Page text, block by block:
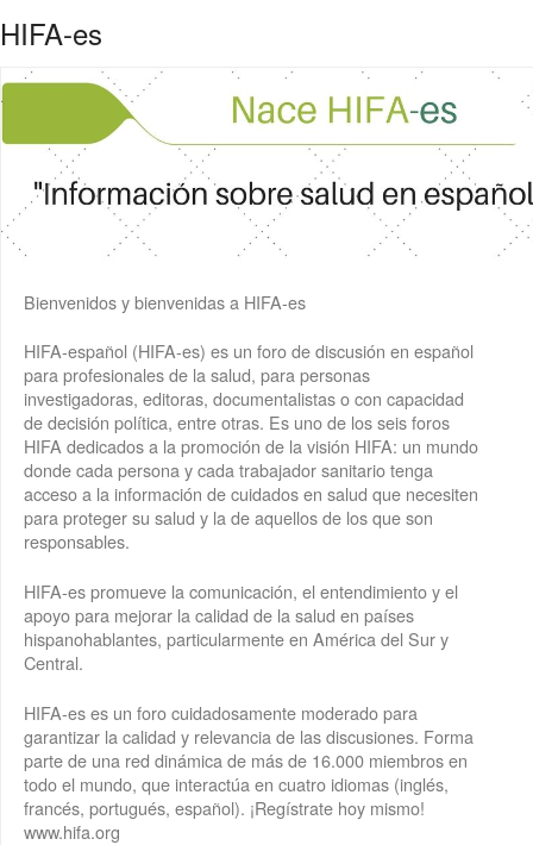
HIFA-es
Bienvenidos y bienvenidas a HIFA-es
HIFA-español (HIFA-es) es un foro de discusión en español
para profesionales de la salud, para personas
investigadoras, editoras, documentalistas o con capacidad
de decisión política, entre otras. Es uno de los seis foros
HIFA dedicados a la promoción de la visión HIFA: un mundo
donde cada persona y cada trabajador sanitario tenga
acceso a la información de cuidados en salud que necesiten
para proteger su salud y la de aquellos de los que son
responsables.
HIFA-es promueve la comunicación, el entendimiento y el
apoyo para mejorar la calidad de la salud en países
hispanohablantes, particularmente en América del Sur y
Central.
HIFA-es es un foro cuidadosamente moderado para
garantizar la calidad y relevancia de las discusiones. Forma
parte de una red dinámica de más de 16.000 miembros en
todo el mundo, que interactúa en cuatro idiomas (inglés,
francés, portugués, español). ¡Regístrate hoy mismo!
www.hifa.org